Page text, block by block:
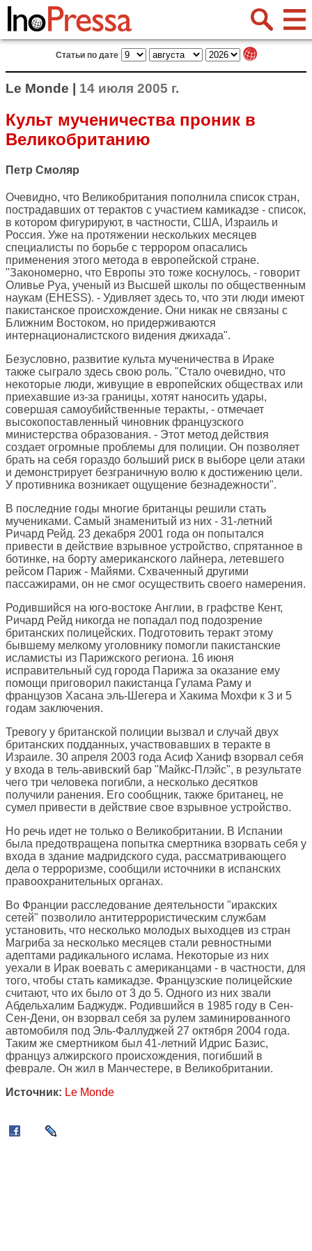
Статьи по дате
Le Monde | 14 июля 2005 г.
Культ мученичества проник в
Великобританию
Петр Смоляр
Очевидно, что Великобритания пополнила список стран,
пострадавших от терактов с участием камикадзе - список,
в котором фигурируют, в частности, США, Израиль и
Россия. Уже на протяжении нескольких месяцев
специалисты по борьбе с террором опасались
применения этого метода в европейской стране.
"Закономерно, что Европы это тоже коснулось, - говорит
Оливье Руа, ученый из Высшей школы по общественным
наукам (EHESS). - Удивляет здесь то, что эти люди имеют
пакистанское происхождение. Они никак не связаны с
Ближним Востоком, но придерживаются
интернационалистского видения джихада".
Безусловно, развитие культа мученичества в Ираке
также сыграло здесь свою роль. "Стало очевидно, что
некоторые люди, живущие в европейских обществах или
приехавшие из-за границы, хотят наносить удары,
совершая самоубийственные теракты, - отмечает
высокопоставленный чиновник французского
министерства образования. - Этот метод действия
создает огромные проблемы для полиции. Он позволяет
брать на себя гораздо больший риск в выборе цели атаки
и демонстрирует безграничную волю к достижению цели.
У противника возникает ощущение безнадежности".
В последние годы многие британцы решили стать
мучениками. Самый знаменитый из них - 31-летний
Ричард Рейд. 23 декабря 2001 года он попытался
привести в действие взрывное устройство, спрятанное в
ботинке, на борту американского лайнера, летевшего
рейсом Париж - Майями. Схваченный другими
пассажирами, он не смог осуществить своего намерения.
Родившийся на юго-востоке Англии, в графстве Кент,
Ричард Рейд никогда не попадал под подозрение
британских полицейских. Подготовить теракт этому
бывшему мелкому уголовнику помогли пакистанские
исламисты из Парижского региона. 16 июня
исправительный суд города Парижа за оказание ему
помощи приговорил пакистанца Гулама Раму и
французов Хасана эль-Шегера и Хакима Мохфи к 3 и 5
годам заключения.
Тревогу у британской полиции вызвал и случай двух
британских подданных, участвовавших в теракте в
Израиле. 30 апреля 2003 года Асиф Ханиф взорвал себя
у входа в тель-авивский бар "Майкс-Плэйс", в результате
чего три человека погибли, а несколько десятков
получили ранения. Его сообщник, также британец, не
сумел привести в действие свое взрывное устройство.
Но речь идет не только о Великобритании. В Испании
была предотвращена попытка смертника взорвать себя у
входа в здание мадридского суда, рассматривающего
дела о терроризме, сообщили источники в испанских
правоохранительных органах.
Во Франции расследование деятельности "иракских
сетей" позволило антитеррористическим службам
установить, что несколько молодых выходцев из стран
Магриба за несколько месяцев стали ревностными
адептами радикального ислама. Некоторые из них
уехали в Ирак воевать с американцами - в частности, для
того, чтобы стать камикадзе. Французские полицейские
считают, что их было от 3 до 5. Одного из них звали
Абдельхалим Баджудж. Родившийся в 1985 году в Сен-
Сен-Дени, он взорвал себя за рулем заминированного
автомобиля под Эль-Фаллуджей 27 октября 2004 года.
Таким же смертником был 41-летний Идрис Базис,
француз алжирского происхождения, погибший в
феврале. Он жил в Манчестере, в Великобритании.
Источник: Le Monde